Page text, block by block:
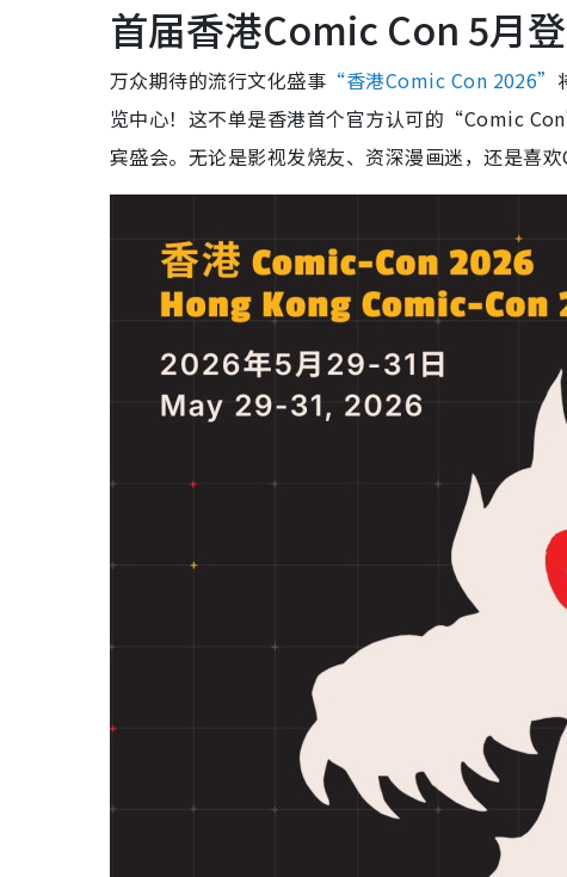
Comic con 香港︱5. 主舞台节目 Main
Comic con 香港4大必看亮点
Comic con 2026 国际级影视巨星阵容
Comic con 2026 漫画传奇与创作艺廊
Comic con 2026 古天乐出任大使︰首度
首届香港Comic Con 5月
万众期待的流行文化盛事 “香港Comic Con 2026”
览中心！这不单是香港首个官方认可的“Comic
宾盛会。无论是影视发烧友、资深漫画迷，还是喜